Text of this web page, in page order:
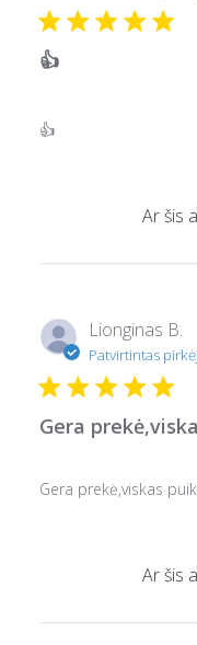
👍
👍
Ar šis
Lionginas B.
Patvirtintas
Gera
Gera prekė,viskas
Ar šis